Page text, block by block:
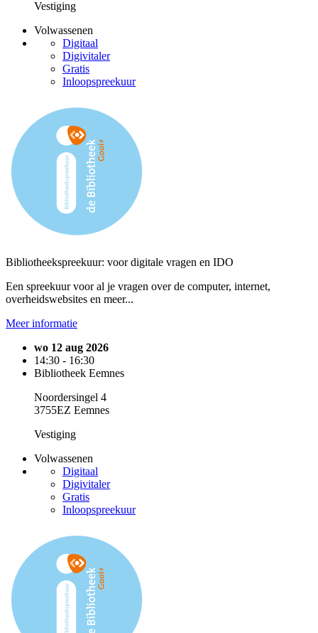
Vestiging
Volwassenen
Digitaal
Digivitaler
Gratis
Inloopspreekuur
Bibliotheekspreekuur: voor digitale vragen en IDO
Een spreekuur voor al je vragen over de computer, internet,
overheidswebsites en meer...
Meer informatie
wo 12 aug 2026
14:30 - 16:30
Bibliotheek Eemnes
Noordersingel 4
3755EZ Eemnes
Vestiging
Volwassenen
Digitaal
Digivitaler
Gratis
Inloopspreekuur